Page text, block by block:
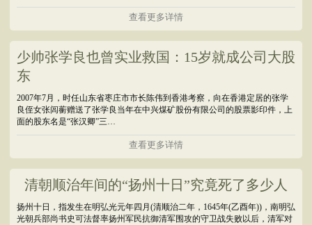
查看更多详情
少帅张学良也曾实业救国：15岁就成公司大股
东
2007年7月，时任山东省枣庄市市长陈伟到香港考察，向在香港定居的张学
良侄女张闾蘅赠送了张学良当年在中兴煤矿股份有限公司的股票影印件，上
面的股东名是“张汉卿”三…
查看更多详情
清朝顺治年间的“扬州十日”究竟死了多少人
扬州十日，指发生在明弘光元年四月(清顺治二年，1645年(乙酉年))，南明弘
光朝兵部尚书史可法督率扬州军民抗御清军围攻的守卫战失败以后，清军对